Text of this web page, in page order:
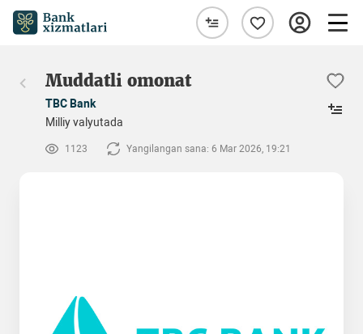
Muddatli omonat
TBC Bank
Milliy valyutada
1123 Yangilangan sana: 6 Mar 2026, 19:21